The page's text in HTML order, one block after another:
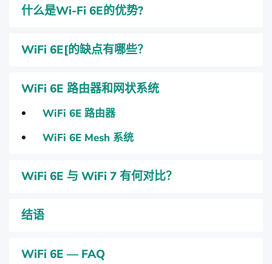
什么是Wi-Fi 6E的优势?
WiFi 6E[的缺点有哪些？
WiFi 6E 路由器和网状系统
WiFi 6E 路由器
WiFi 6E Mesh 系统
WiFi 6E 与 WiFi 7 有何对比？
结语
WiFi 6E — FAQ